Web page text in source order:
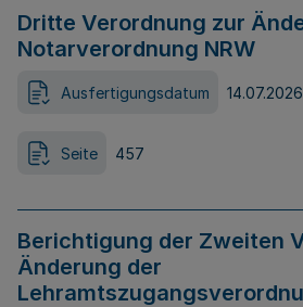
Dritte Verordnung zur
Notarverordnung NRW
Ausfertigungsdatum 14.07.2026
Seite 457
Berichtigung der Zweiten
Änderung der